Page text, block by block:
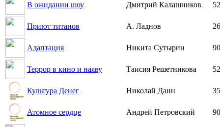
В ожидании шоу Дмитрий Калашников
Приют титанов А. Ладнов
Адаптация Никита Сутырин
Террор в кино и наяву Таисия Решетникова
Культура Денег Николай Данн
Атомное сердце Андрей Петровский